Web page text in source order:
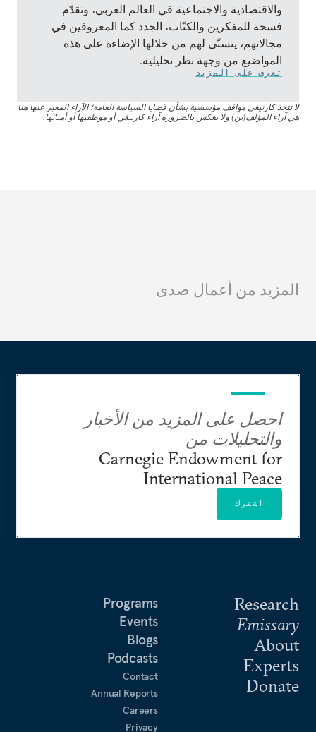
والاقتصادية والاجتماعية في العالم العربي، وتقدّم
فسحة للمفكرين والكتّاب، الجدد كما المعروفين في
مجالاتهم، يتسنّى لهم من خلالها الإضاءة على هذه
المواضيع من وجهة نظر تحليلية.
تعرف على المزيد
لا تتخذ كارنيغي مواقف مؤسسية بشأن قضايا السياسة العامة؛ الآراء المعبر عنها هنا
هي آراء المؤلف(ين) ولا تعكس بالضرورة آراء كارنيغي أو موظفيها أو أمنائها.
المزيد من أعمال صدى
Research
Emissary
About
Experts
Donate
Programs
Events
Blogs
Podcasts
Contact
Annual Reports
Careers
Privacy
احصل على المزيد من الأخبار
والتحليلات من
Carnegie Endowment for
International Peace
اشترك